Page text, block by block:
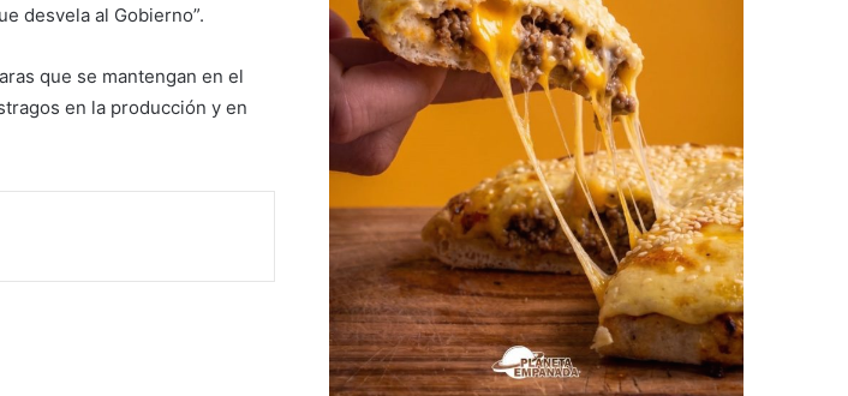
desvela al Gobierno”.
que se mantengan en el
en la producción y en